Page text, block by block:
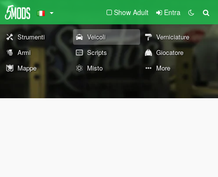
Show Adult Entra
Strumenti Veicoli
Verniciature
Armi
Scripts
Giocatore
Mappe
Misto More